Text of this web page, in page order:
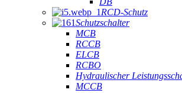
RCD-Schutz
Schutzschalter
MCB
RCCB
ELCB
RCBO
Hydraulischer
MCCB